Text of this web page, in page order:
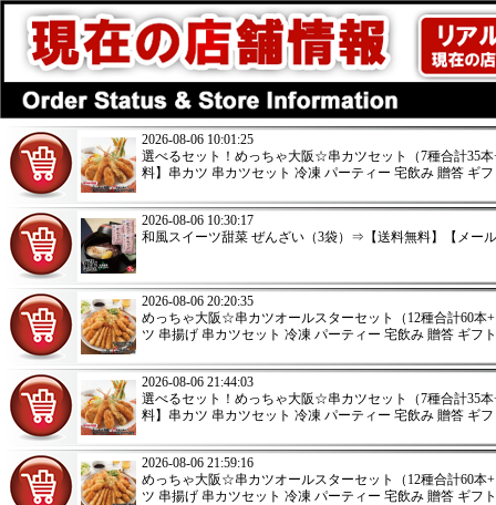
2026-08-06 10:01:25
選べるセット！めっちゃ大阪☆串カツセット（7種合計35
料】串カツ 串カツセット 冷凍 パーティー 宅飲み 贈答 ギ
2026-08-06 10:30:17
和風スイーツ甜菜 ぜんざい（3袋）⇒【送料無料】【メー
2026-08-06 20:20:35
めっちゃ大阪☆串カツオールスターセット（12種合計60本
ツ 串揚げ 串カツセット 冷凍 パーティー 宅飲み 贈答 ギフ
2026-08-06 21:44:03
選べるセット！めっちゃ大阪☆串カツセット（7種合計35
料】串カツ 串カツセット 冷凍 パーティー 宅飲み 贈答 ギ
2026-08-06 21:59:16
めっちゃ大阪☆串カツオールスターセット（12種合計60本
ツ 串揚げ 串カツセット 冷凍 パーティー 宅飲み 贈答 ギフ